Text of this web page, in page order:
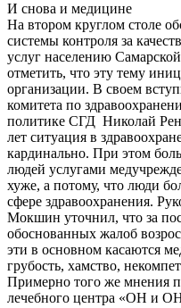
И снова и медицине
На втором круглом столе
системы контроля за
услуг населению
отметить, что эту тему
организации. В своем
комитета по
политике СГД Николай
лет ситуация в
кардинально. При этом
людей услугами
хуже, а потому, что люди
сфере здравоохранения.
Мокшин уточнил, что за
обоснованных жалоб
эти в основном касаются
грубость, хамство,
Примерно того же мнения
лечебного центра «ОН и